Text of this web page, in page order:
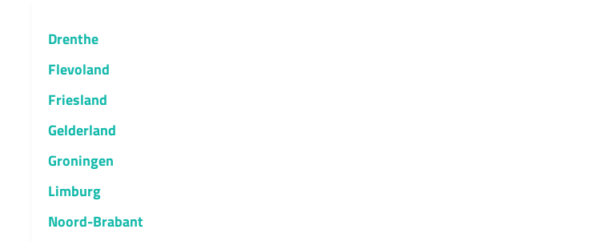
Drenthe
Flevoland
Friesland
Gelderland
Groningen
Limburg
Noord-Brabant